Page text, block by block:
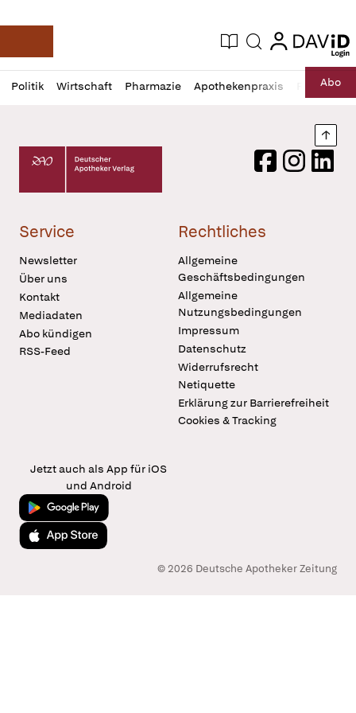
Deutsche Apotheker Zeitung
Aktuelle Ausgabe
Suche login
login
Politik Wirtschaft Pharmazie Apothekenpraxis RechtAbo
Profil
öffnen
Daz
Pur
Deutscher Apotheker Verlag Logo
FacebookInstagram
Service
Newsletter
Über uns
Kontakt
Mediadaten
Abo kündigen
RSS-Feed
Rechtliches
Allgemeine
Geschäftsbedingungen
Allgemeine
Nutzungsbedingungen
Impressum
Datenschutz
Widerrufsrecht
Netiquette
Erklärung zur Barrierefreiheit
Cookies & Tracking
Jetzt auch als App für iOS
und Android
Jetzt bei Google Play
Laden im App Store
© 2026 Deutsche Apotheker Zeitung